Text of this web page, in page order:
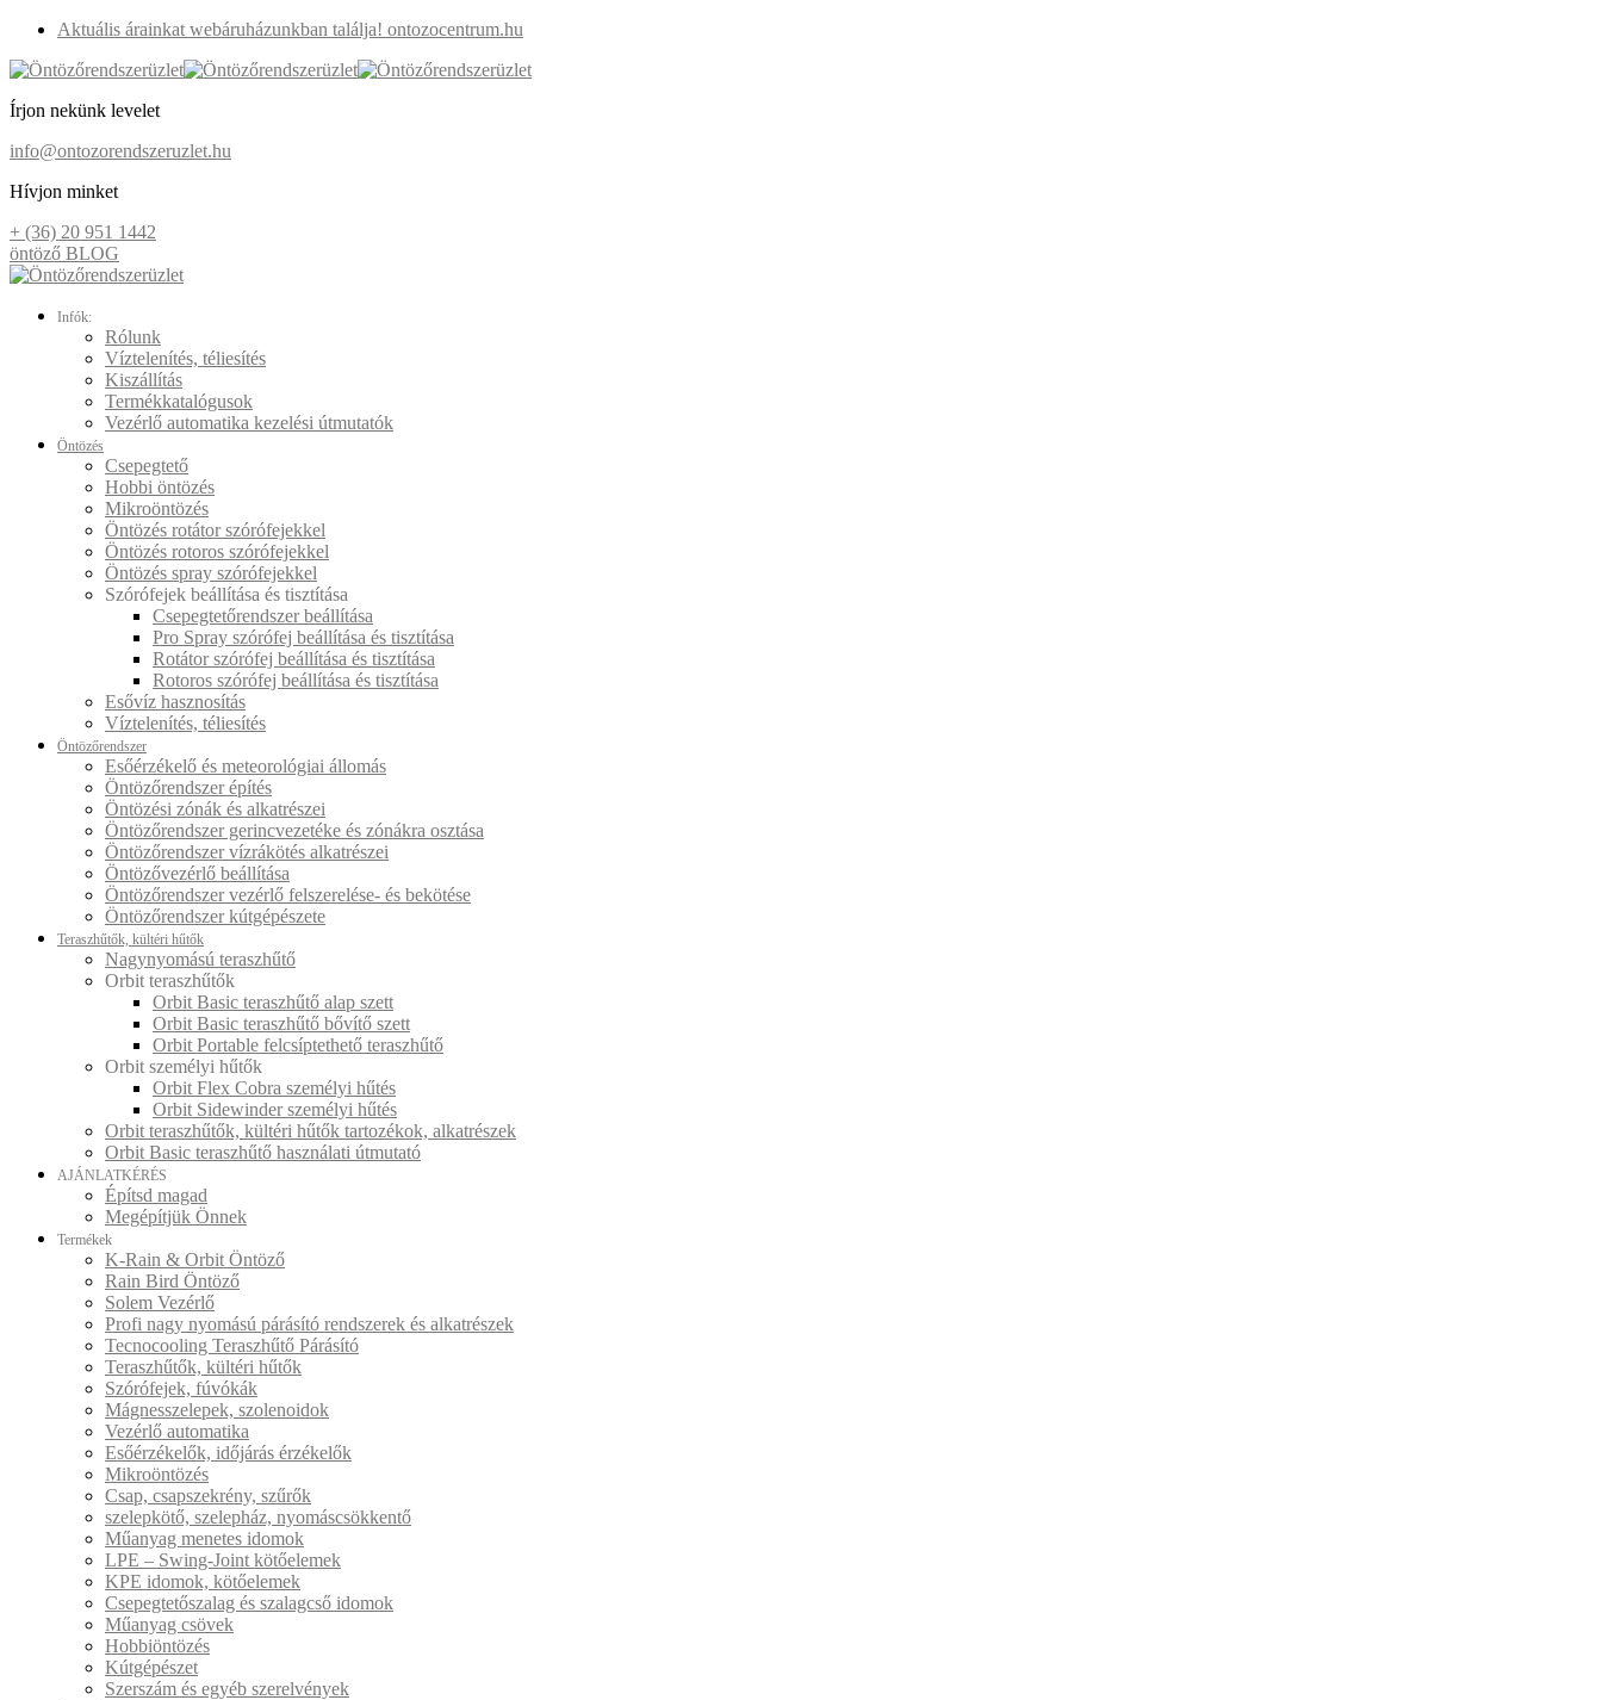
Aktuális árainkat webáruházunkban találja! ontozocentrum.hu
Írjon nekünk levelet
info@ontozorendszeruzlet.hu
Hívjon minket
+ (36) 20 951 1442
öntöző BLOG
Infók:
Rólunk
Víztelenítés, téliesítés
Kiszállítás
Termékkatalógusok
Vezérlő automatika kezelési útmutatók
Öntözés
Csepegtető
Hobbi öntözés
Mikroöntözés
Öntözés rotátor szórófejekkel
Öntözés rotoros szórófejekkel
Öntözés spray szórófejekkel
Szórófejek beállítása és tisztítása
Csepegtetőrendszer beállítása
Pro Spray szórófej beállítása és tisztítása
Rotátor szórófej beállítása és tisztítása
Rotoros szórófej beállítása és tisztítása
Esővíz hasznosítás
Víztelenítés, téliesítés
Öntözőrendszer
Esőérzékelő és meteorológiai állomás
Öntözőrendszer építés
Öntözési zónák és alkatrészei
Öntözőrendszer gerincvezetéke és zónákra osztása
Öntözőrendszer vízrákötés alkatrészei
Öntözővezérlő beállítása
Öntözőrendszer vezérlő felszerelése- és bekötése
Öntözőrendszer kútgépészete
Teraszhűtők, kültéri hűtők
Nagynyomású teraszhűtő
Orbit teraszhűtők
Orbit Basic teraszhűtő alap szett
Orbit Basic teraszhűtő bővítő szett
Orbit Portable felcsíptethető teraszhűtő
Orbit személyi hűtők
Orbit Flex Cobra személyi hűtés
Orbit Sidewinder személyi hűtés
Orbit teraszhűtők, kültéri hűtők tartozékok, alkatrészek
Orbit Basic teraszhűtő használati útmutató
AJÁNLATKÉRÉS
Építsd magad
Megépítjük Önnek
Termékek
K-Rain & Orbit Öntöző
Rain Bird Öntöző
Solem Vezérlő
Profi nagy nyomású párásító rendszerek és alkatrészek
Tecnocooling Teraszhűtő Párásító
Teraszhűtők, kültéri hűtők
Szórófejek, fúvókák
Mágnesszelepek, szolenoidok
Vezérlő automatika
Esőérzékelők, időjárás érzékelők
Mikroöntözés
Csap, csapszekrény, szűrők
szelepkötő, szelepház, nyomáscsökkentő
Műanyag menetes idomok
LPE – Swing-Joint kötőelemek
KPE idomok, kötőelemek
Csepegtetőszalag és szalagcső idomok
Műanyag csövek
Hobbiöntözés
Kútgépészet
Szerszám és egyéb szerelvények